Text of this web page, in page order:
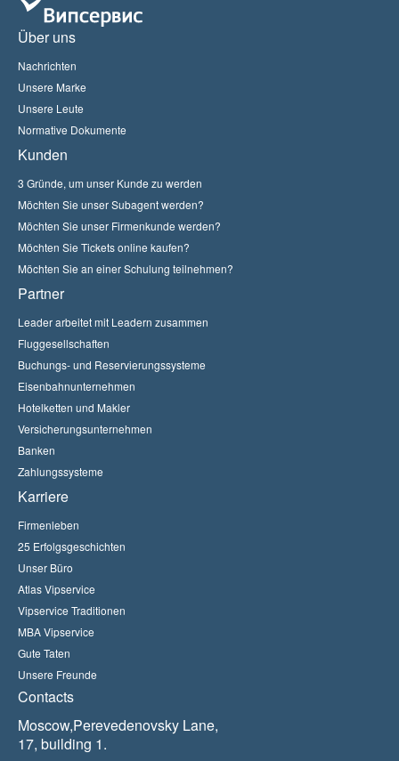
Über uns
Nachrichten
Unsere Marke
Unsere Leute
Normative Dokumente
Kunden
3 Gründe, um unser Kunde zu werden
Möchten Sie unser Subagent werden?
Möchten Sie unser Firmenkunde werden?
Möchten Sie Tickets online kaufen?
Möchten Sie an einer Schulung teilnehmen?
Partner
Leader arbeitet mit Leadern zusammen
Fluggesellschaften
Buchungs- und Reservierungssysteme
Eisenbahnunternehmen
Hotelketten und Makler
Versicherungsunternehmen
Banken
Zahlungssysteme
Karriere
Firmenleben
25 Erfolgsgeschichten
Unser Büro
Atlas Vipservice
Vipservice Traditionen
MBA Vipservice
Gute Taten
Unsere Freunde
Contacts
Moscow,Perevedenovsky Lane,
17, building 1.